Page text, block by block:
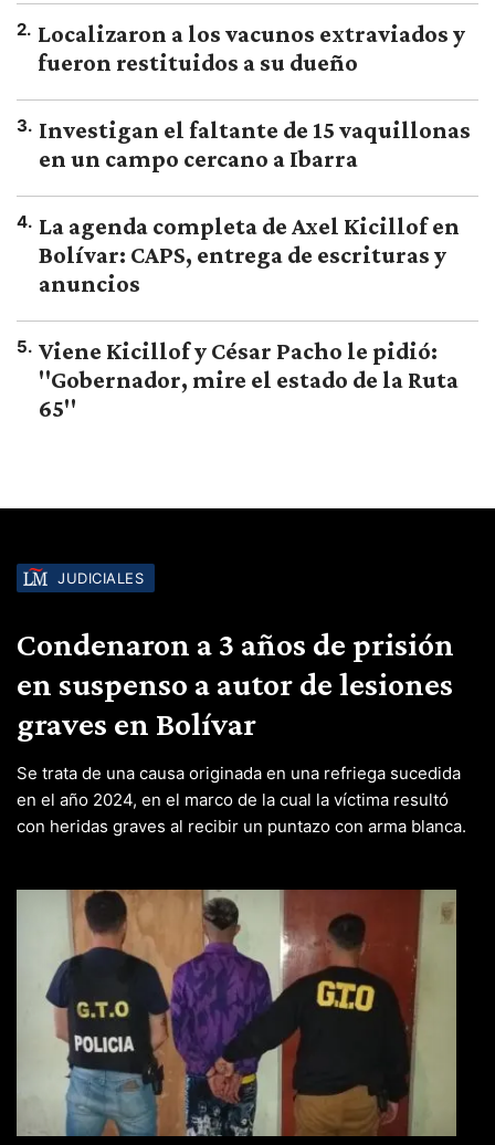
2. Localizaron a los vacunos extraviados y
fueron restituidos a su dueño
3. Investigan el faltante de 15 vaquillonas
en un campo cercano a Ibarra
4. La agenda completa de Axel Kicillof en
Bolívar: CAPS, entrega de escrituras y
anuncios
5. Viene Kicillof y César Pacho le pidió:
"Gobernador, mire el estado de la Ruta
65"
JUDICIALES
Condenaron a 3 años de prisión
en suspenso a autor de lesiones
graves en Bolívar
Se trata de una causa originada en una refriega sucedida
en el año 2024, en el marco de la cual la víctima resultó
con heridas graves al recibir un puntazo con arma blanca.